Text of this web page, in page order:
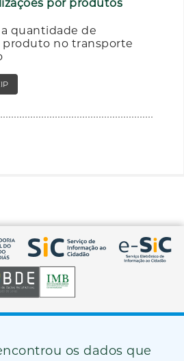
por produtos
quantidade de
no transporte
os dados que